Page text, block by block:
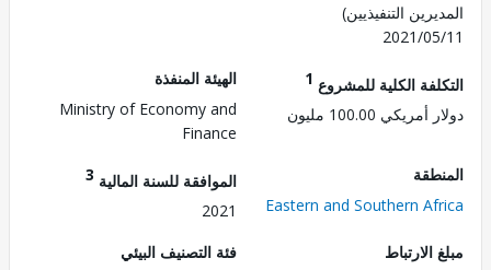
التنفيذيين)
2021/
الكلية للمشروع1
100.00 مليون
الهيئة المنفذة
Ministry of Economy and
Eastern and Southern
الموافقة للسنة المالية3
2021
فئة التصنيف البيئي